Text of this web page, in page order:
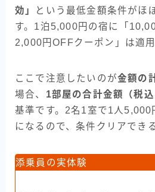
効」
という最低金額条件がほ
す。1泊5,000円の宿に「
2,000円OFFクーポン」は適用
ここで注意したいのが金額の
場合、 1部屋の合計金額（税
基準です。2名1室で1人5,000
になるので、条件クリアでき
添乗員の実体験